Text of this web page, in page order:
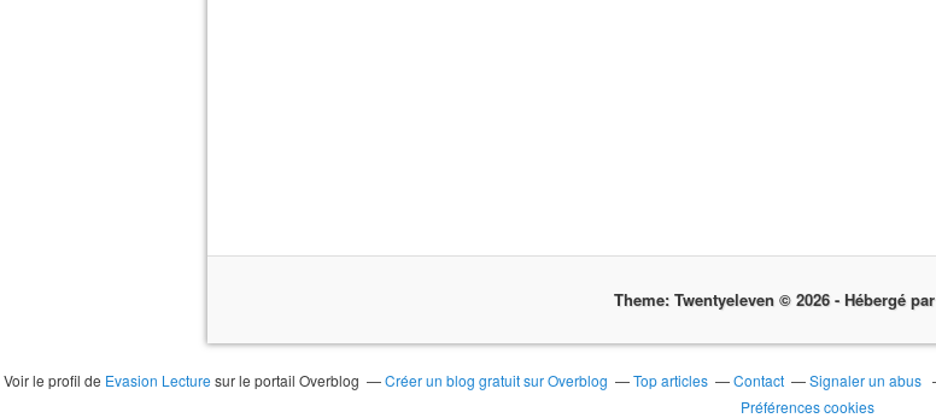
Theme: Twentyeleven © 2026 - Hébergé par
Voir le profil de Evasion Lecture sur le portail Overblog Créer un blog gratuit sur Overblog Top articles Contact Signaler un abus
Préférences cookies